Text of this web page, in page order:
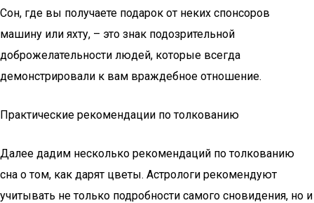
Сон, где вы получаете подарок от неких спонсоров
машину или яхту, – это знак подозрительной
доброжелательности людей, которые всегда
демонстрировали к вам враждебное отношение.
Практические рекомендации по толкованию
Далее дадим несколько рекомендаций по толкованию
сна о том, как дарят цветы. Астрологи рекомендуют
учитывать не только подробности самого сновидения, но и